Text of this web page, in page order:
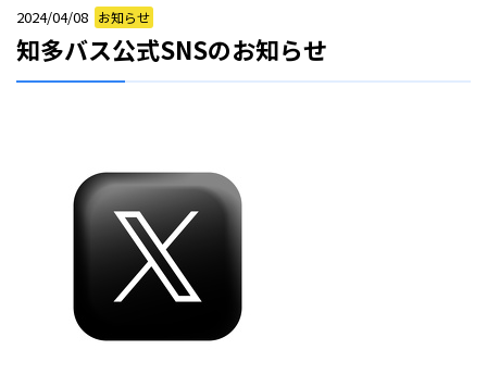
2024/04/08 お知らせ
知多バス公式SNSのお知らせ